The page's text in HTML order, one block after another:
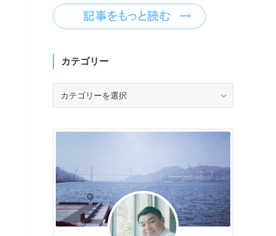
カテゴリー
リ